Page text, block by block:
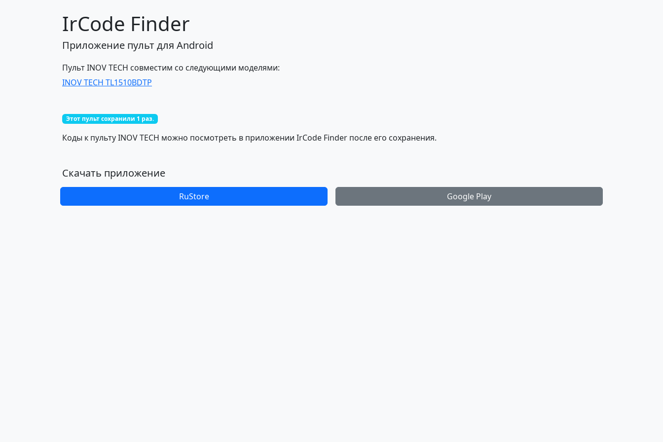
IrCode Finder
Приложение пульт для Android
Пульт INOV TECH совместим со следующими моделями:
INOV TECH TL1510BDTP
Этот пульт сохранили 1 раз.
Коды к пульту INOV TECH можно посмотреть в приложении IrCode Finder после его сохранения.
Скачать приложение
RuStore Google Play